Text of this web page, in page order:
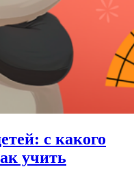
с какого
учить